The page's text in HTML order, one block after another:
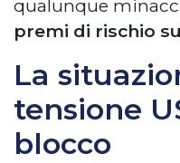
qualunque
premi di rischio
La
tensione
blocco